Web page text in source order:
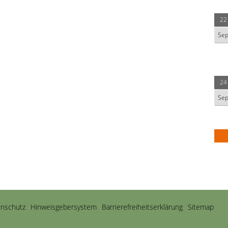
22
Sep
24
Sep
Hinweisgebersystem Barrierefreiheitserklärung Sitemap